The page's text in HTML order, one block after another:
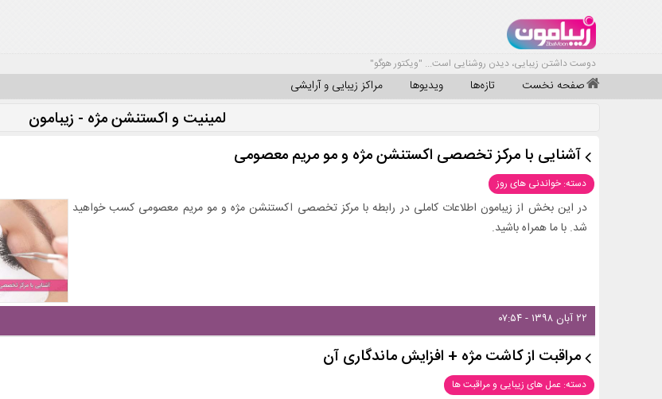
دوست داشتن زیبایی، دیدن روشنایی است... "ویکتور هوگو"
صفحه نخست تازه‌ها ویدیوها مراکز زیبایی و آرایشی
لمینیت و اکستنشن مژه - زیبامون
آشنایی با مرکز تخصصی اکستنشن مژه و مو مریم معصومی
دسته: خواندنی های روز
در این بخش از زیبامون اطلاعات کاملی در رابطه با مرکز تخصصی اکستنشن مژه و مو مریم معصومی کسب خواهید
شد. با ما همراه باشید.
۲۲ آبان ۱۳۹۸ - ۰۷:۵۴
مراقبت از کاشت مژه + افزایش ماندگاری آن
دسته: عمل های زیبایی و مراقبت ها